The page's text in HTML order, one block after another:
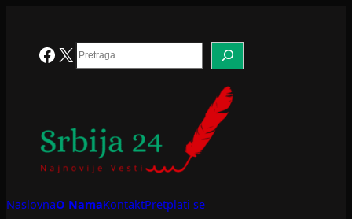
Facebook
X Search
NaslovnaO NamaKontaktPretplati se